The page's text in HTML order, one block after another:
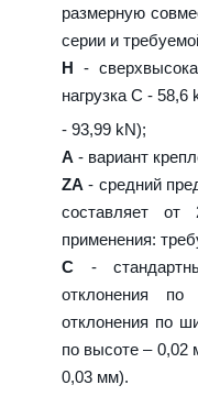
размерную
серии и
H -
нагрузка C - 58,6
- 93,99 kN);
A - вариант
ZA - средний
составляет
применения:
C -
отклонения
отклонения по
по высоте – 0,02
0,03 мм).